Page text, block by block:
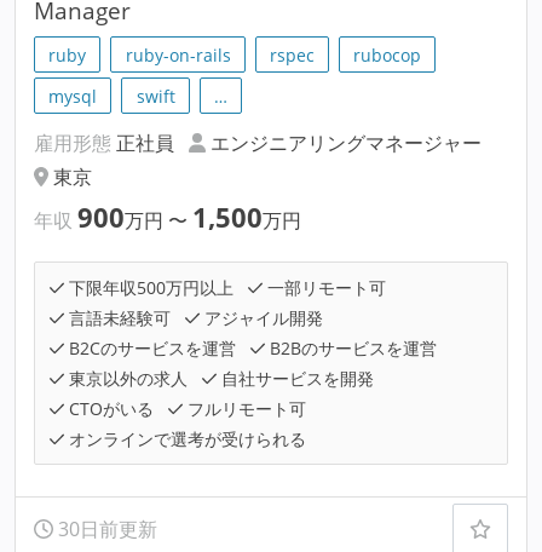
Manager
ruby ruby-on-rails rspec
rubocop
mysql
swift …
雇用形態 正社員
エンジニアリングマネージャー
東京
年収 900万円 〜 1,500万円
下限年収500万円以上
一部リモート可
言語未経験可
アジャイル開発
B2Cのサービスを運営
B2Bのサービスを運営
東京以外の求人
自社サービスを開発
CTOがいる
フルリモート可
オンラインで選考が受けられる
30日前更新